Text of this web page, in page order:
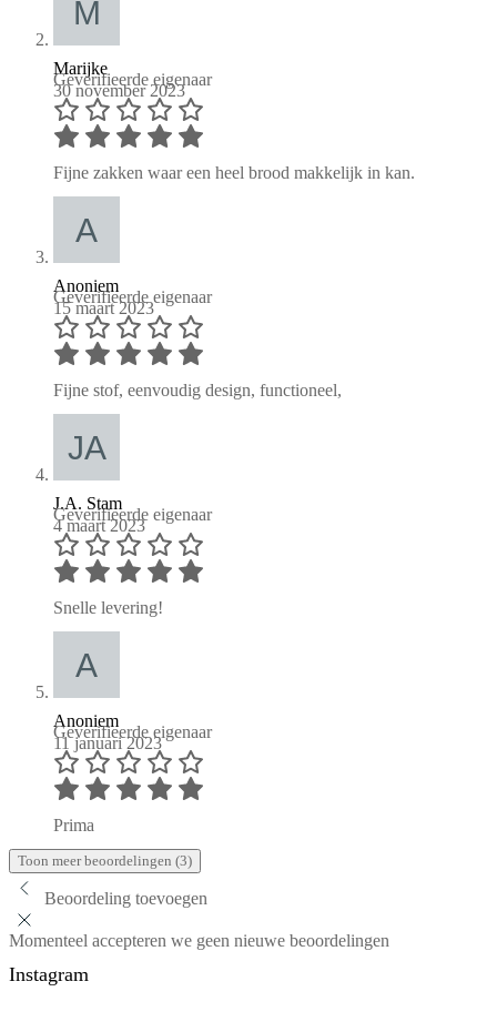
Marijke
Geverifieerde eigenaar
30 november 2023
Fijne zakken waar een heel brood makkelijk in kan.
Anoniem
Geverifieerde eigenaar
15 maart 2023
Fijne stof, eenvoudig design, functioneel,
J.A. Stam
Geverifieerde eigenaar
4 maart 2023
Snelle levering!
Anoniem
Geverifieerde eigenaar
11 januari 2023
Prima
Toon meer beoordelingen (3)
Beoordeling toevoegen
Momenteel accepteren we geen nieuwe beoordelingen
Instagram